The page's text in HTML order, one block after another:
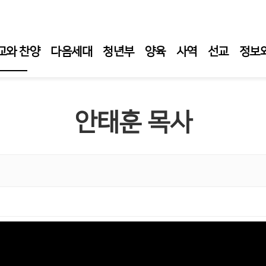
와 찬양
새벽 기도회
다음세대 청년부 양육 사역 선교 정보
안태훈 목사